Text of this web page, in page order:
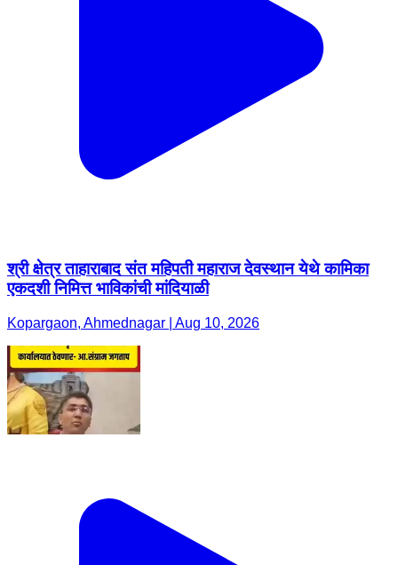
श्री क्षेत्र ताहाराबाद संत महिपती महाराज देवस्थान येथे कामिका
एकदशी निमित्त भाविकांची मांदियाळी
Kopargaon, Ahmednagar | Aug 10, 2026